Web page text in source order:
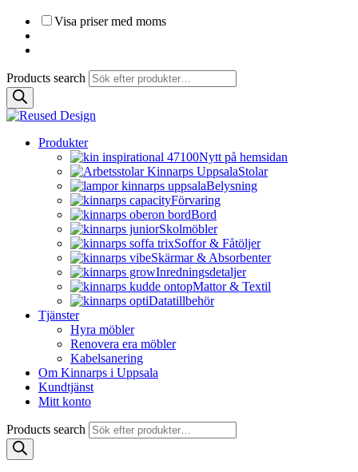
Visa priser med moms
Products search
Produkter
Nytt på hemsidan
Stolar
Belysning
Förvaring
Bord
Skolmöbler
Soffor & Fåtöljer
Skärmar & Absorbenter
Inredningsdetaljer
Mattor & Textil
Datatillbehör
Tjänster
Hyra möbler
Renovera era möbler
Kabelsanering
Om Kinnarps i Uppsala
Kundtjänst
Mitt konto
Products search